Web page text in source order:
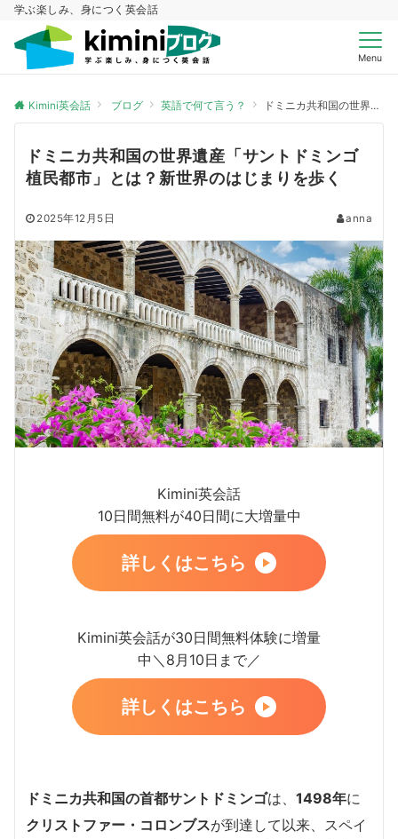
学ぶ楽しみ、身につく英会話
Menu
Kimini英会話 ブログ 英語で何て言う？ ドミニカ共和国の世界遺産「サントドミンゴ植民都市」とは？新世界のはじまりを歩く
ドミニカ共和国の世界遺産「サントドミンゴ
植民都市」とは？新世界のはじまりを歩く
2025年12月5日 anna
Kimini英会話
10日間無料が40日間に大増量中
詳しくはこちら
Kimini英会話が30日間無料体験に増量
中＼8月10日まで／
詳しくはこちら
ドミニカ共和国の首都サントドミンゴは、 1498年に
クリストファー・コロンブスが到達して以来、スペイ